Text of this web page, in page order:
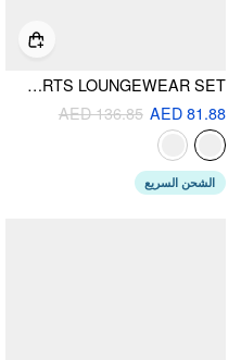
LINEN-BLEND V-NECK ROSE DETAIL LACE TRIM RUFFLE HEM TOP & MID RISE BOWKNOT SHORTS LOUNGEWEAR SET
AED 81.88
AED 136.85
الشحن السريع